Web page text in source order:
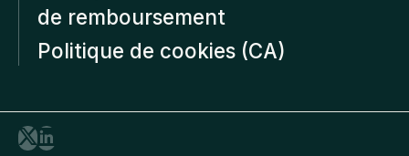
de remboursement
Politique de cookies (CA)